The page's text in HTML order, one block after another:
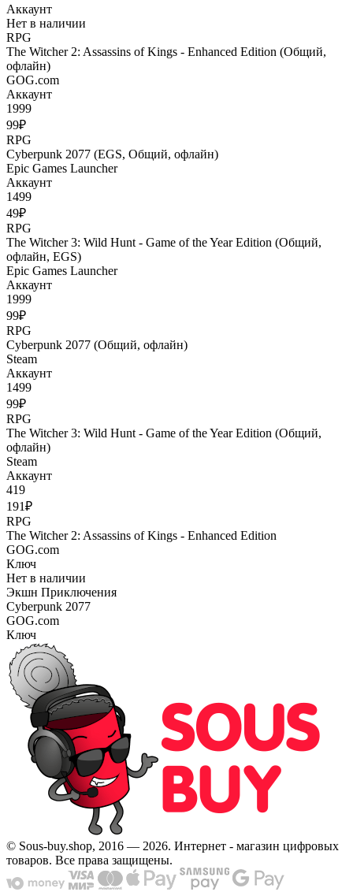
Аккаунт
Нет в наличии
RPG
The Witcher 2: Assassins of Kings - Enhanced Edition (Общий,
офлайн)
GOG.com
Аккаунт
1999
99₽
RPG
Cyberpunk 2077 (EGS, Общий, офлайн)
Epic Games Launcher
Аккаунт
1499
49₽
RPG
The Witcher 3: Wild Hunt - Game of the Year Edition (Общий,
офлайн, EGS)
Epic Games Launcher
Аккаунт
1999
99₽
RPG
Cyberpunk 2077 (Общий, офлайн)
Steam
Аккаунт
1499
99₽
RPG
The Witcher 3: Wild Hunt - Game of the Year Edition (Общий,
офлайн)
Steam
Аккаунт
419
191₽
RPG
The Witcher 2: Assassins of Kings - Enhanced Edition
GOG.com
Ключ
Нет в наличии
Экшн Приключения
Cyberpunk 2077
GOG.com
Ключ
© Sous-buy.shop, 2016 — 2026. Интернет - магазин цифровых
товаров. Все права защищены.